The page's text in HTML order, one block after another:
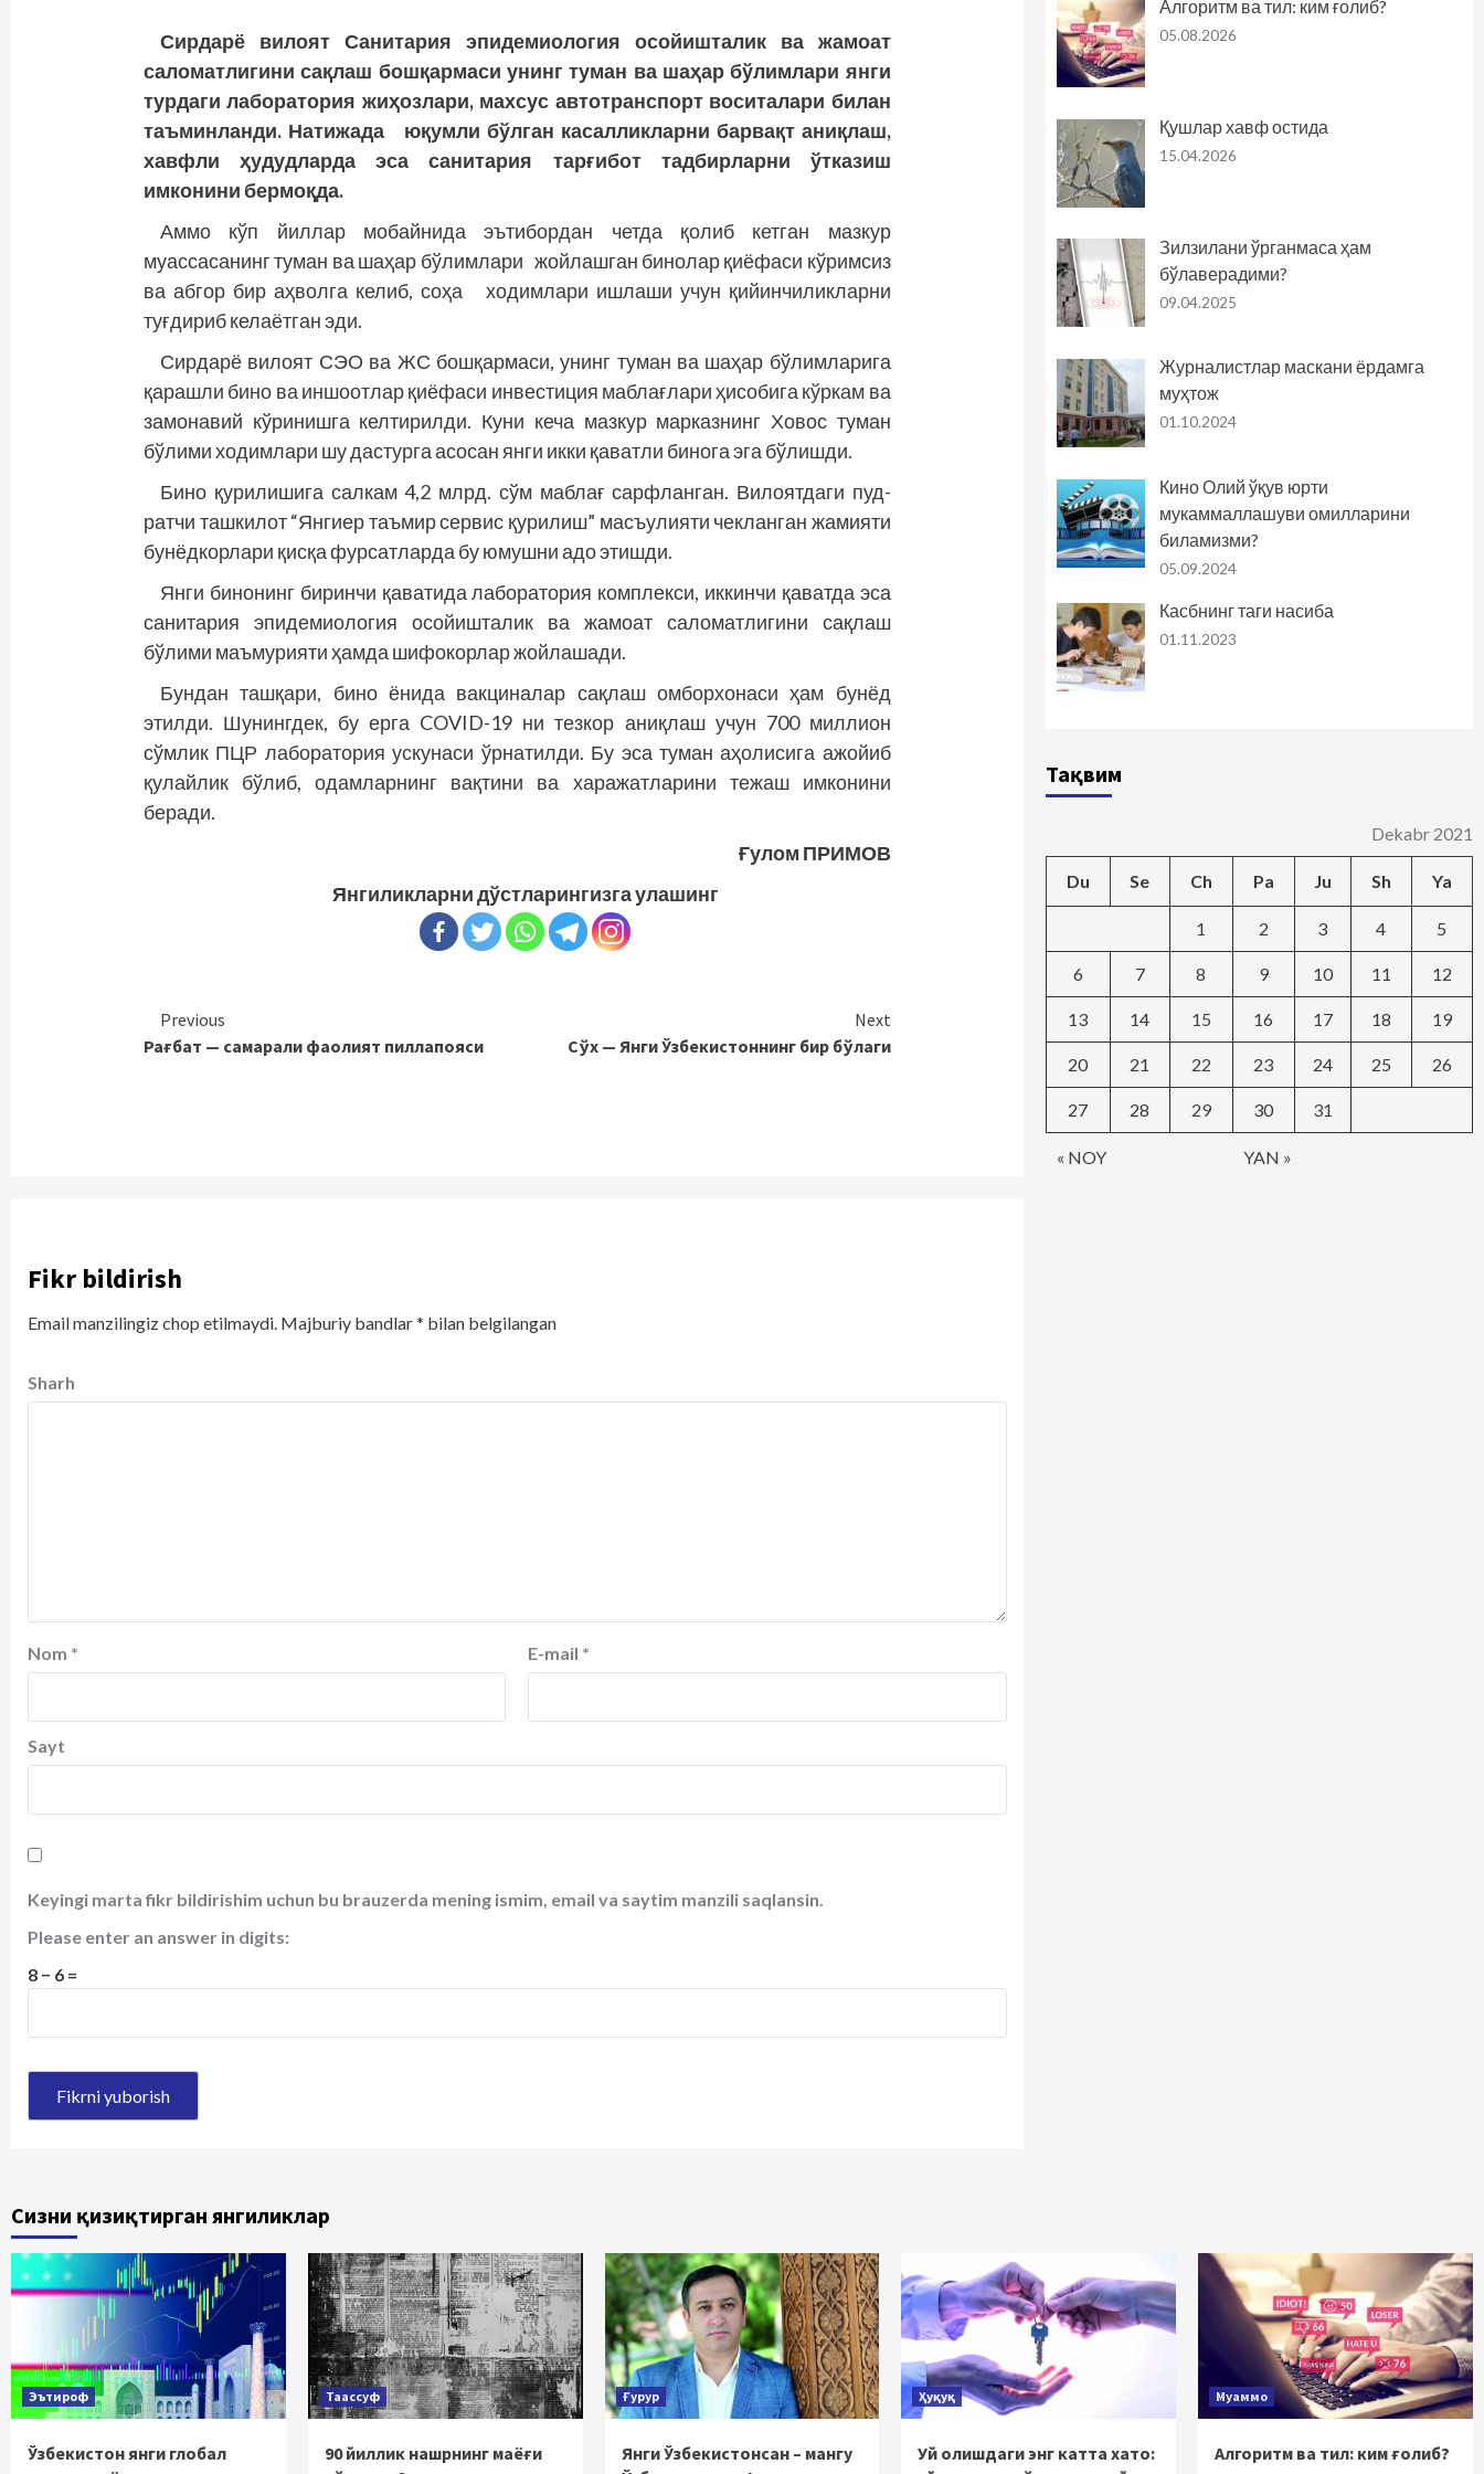
Сирдарё вилоят Санитария эпидемиология осойишталик ва жамоат
саломатлигини сақлаш бошқармаси унинг туман ва шаҳар бўлимлари янги
турдаги лаборатория жиҳозлари, махсус автотранспорт воситалари билан
таъминланди. Натижада юқумли бўлган касалликларни барвақт аниқлаш,
хавфли ҳудудларда эса санитария тарғибот тадбирларни ўтказиш
имконини бермоқда.
Аммо кўп йиллар мобайнида эътибордан четда қолиб кетган мазкур
муассасанинг туман ва шаҳар бўлимлари жойлашган бинолар қиёфаси кўримсиз
ва абгор бир аҳволга келиб, соҳа ходимлари ишлаши учун қийинчи­ликларни
туғдириб келаётган эди.
Сирдарё вилоят СЭО ва ЖС бош­қармаси, унинг туман ва шаҳар бўлимларига
қарашли бино ва иншоотлар қиёфаси инвестиция маблағлари ҳисобига кўркам ва
замонавий кўринишга келтирилди. Куни кеча мазкур марказнинг Ховос туман
бўлими ходимлари шу дастурга асосан янги икки қаватли бинога эга бўлишди.
Бино қурилишига салкам 4,2 млрд. сўм маблағ сарфланган. Вилоятдаги пуд­
ратчи ташкилот “Янгиер таъмир сервис қурилиш” масъулияти чекланган жа­мияти
бунёдкорлари қисқа фурсатларда бу юмушни адо этишди.
Янги бинонинг биринчи қаватида лаборатория комплекси, иккинчи қаватда эса
санитария эпидемиология осойишталик ва жамоат саломатлигини сақлаш
бўлими маъмурияти ҳамда шифокорлар жойлашади.
Бундан ташқари, бино ёнида вакциналар сақлаш омборхонаси ҳам бунёд
этилди. Шунингдек, бу ерга COVID-19 ни тезкор аниқлаш учун 700 миллион
сўмлик ПЦР лаборатория ускунаси ўрнатилди. Бу эса туман аҳолисига ажойиб
қулайлик бўлиб, одамларнинг вақтини ва харажатларини тежаш имконини
беради.
Ғулом ПРИМОВ
Янгиликларни дўстларингизга улашинг
Continue
Reading
Previous
Рағбат — самарали фаолият пиллапояси
Next
Сўх — Янги Ўзбекистоннинг бир бўлаги
Fikr bildirish
Email manzilingiz chop etilmaydi. Majburiy bandlar* bilan belgilangan
Sharh
Nom * E-mail *
Sayt
Keyingi marta fikr bildirishim uchun bu brauzerda mening ismim, email va saytim manzili saqlansin.
Please enter an answer in digits:
8 − 6 =
Алгоритм ва тил: ким ғолиб?
05.08.2026
Қушлар хавф остида
15.04.2026
Зилзилани ўрганмаса ҳам
бўлаверадими?
09.04.2025
Журналистлар маскани ёрдамга
муҳтож
01.10.2024
Кино Олий ўқув юрти
мукаммаллашуви омилларини
биламизми?
05.09.2024
Касбнинг таги насиба
01.11.2023
Тақвим
Dekabr 2021
Du Se Ch Pa Ju Sh Ya
« NOY YAN »
1 2 3 4 5
6 7 8 9 10 11 12
13 14 15 16 17 18 19
20 21 22 23 24 25 26
27 28 29 30 31
Сизни қизиқтирган янгиликлар
Эътироф
Ўзбекистон янги глобал
Таассуф
90 йиллик нашрнинг маёғи
Ғурур
Янги Ўзбекистонсан – мангу
Ҳуқуқ
Уй олишдаги энг катта хато:
Муаммо
Алгоритм ва тил: ким ғолиб?